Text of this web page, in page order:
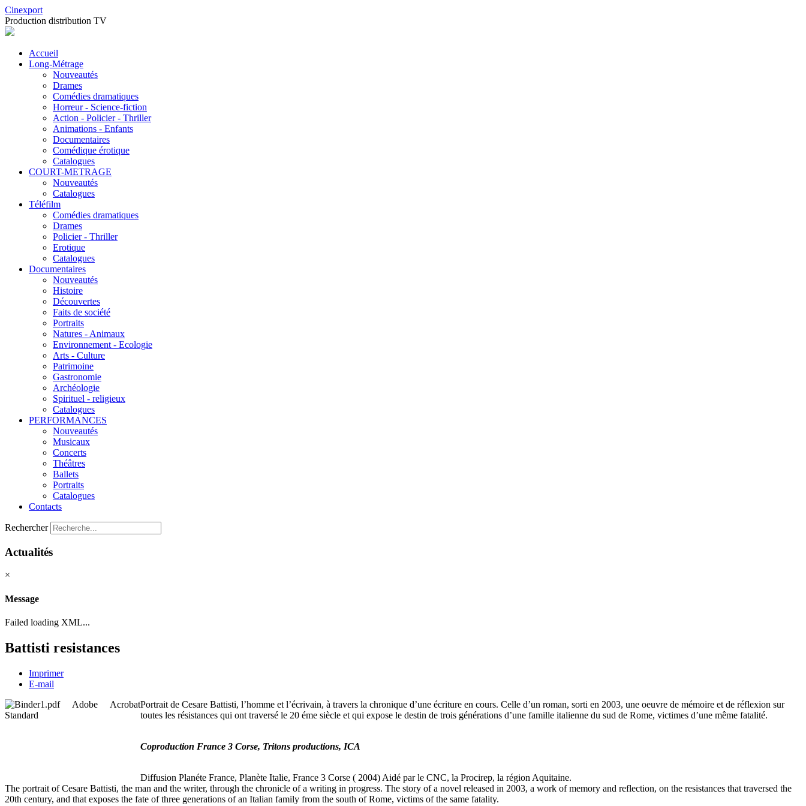
Cinexport
Production distribution TV
Accueil
Long-Métrage
Nouveautés
Drames
Comédies dramatiques
Horreur - Science-fiction
Action - Policier - Thriller
Animations - Enfants
Documentaires
Comédique érotique
Catalogues
COURT-METRAGE
Nouveautés
Catalogues
Téléfilm
Comédies dramatiques
Drames
Policier - Thriller
Erotique
Catalogues
Documentaires
Nouveautés
Histoire
Découvertes
Faits de société
Portraits
Natures - Animaux
Environnement - Ecologie
Arts - Culture
Patrimoine
Gastronomie
Archéologie
Spirituel - religieux
Catalogues
PERFORMANCES
Nouveautés
Musicaux
Concerts
Théâtres
Ballets
Portraits
Catalogues
Contacts
Rechercher
Actualités
×
Message
Failed loading XML...
Battisti resistances
Imprimer
E-mail
Portrait de Cesare Battisti, l’homme et l’écrivain, à travers la chronique d’une écriture en cours. Celle d’un roman, sorti en 2003, une oeuvre de mémoire et de réflexion sur
toutes les résistances qui ont traversé le 20 éme siècle et qui expose le destin de trois générations d’une famille italienne du sud de Rome, victimes d’une même fatalité.
Coproduction France 3 Corse, Tritons productions, ICA
Diffusion Planéte France, Planète Italie, France 3 Corse ( 2004) Aidé par le CNC, la Procirep, la région Aquitaine.
The portrait of Cesare Battisti, the man and the writer, through the chronicle of a writing in progress. The story of a novel released in 2003, a work of memory and reflection, on the resistances that traversed the
20th century, and that exposes the fate of three generations of an Italian family from the south of Rome, victims of the same fatality.